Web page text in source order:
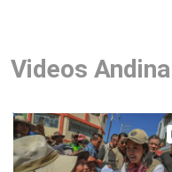
Videos Andina